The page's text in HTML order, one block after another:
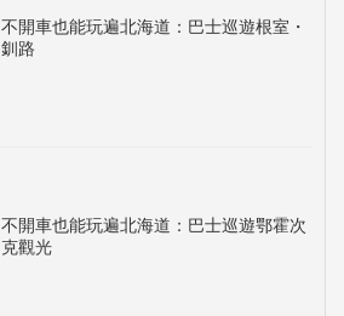
不開車也能玩遍北海道：巴士巡遊根室・
釧路
不開車也能玩遍北海道：巴士巡遊鄂霍次
克觀光